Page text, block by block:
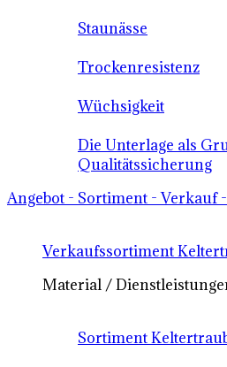
Staunässe
Trockenresistenz
Wüchsigkeit
Die Unterlage als
Qualitätssicherung
Angebot - Sortiment - Verkauf
Verkaufssortiment
Material /
Sortiment